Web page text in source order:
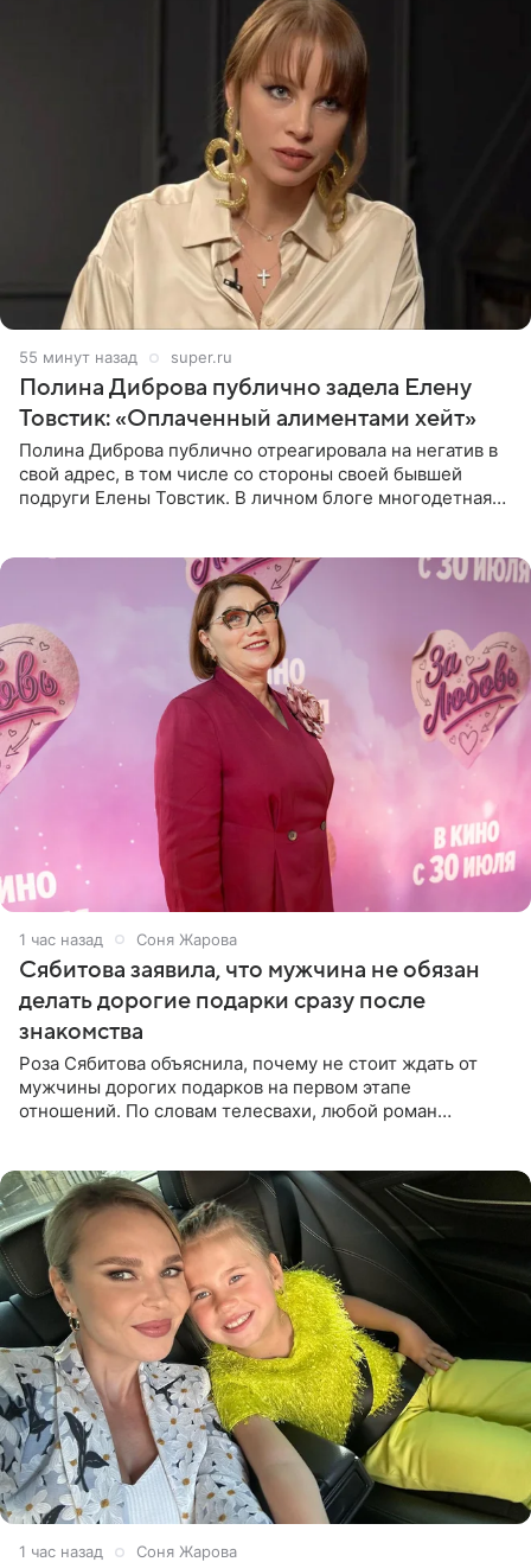
55 минут назад super.ru
Полина Диброва публично задела Елену
Товстик: «Оплаченный алиментами хейт»
Полина Диброва публично отреагировала на негатив в
свой адрес, в том числе со стороны своей бывшей
подруги Елены Товстик. В личном блоге многодетная
1 час назад Соня Жарова
Сябитова заявила, что мужчина не обязан
делать дорогие подарки сразу после
знакомства
Роза Сябитова объяснила, почему не стоит ждать от
мужчины дорогих подарков на первом этапе
отношений. По словам телесвахи, любой роман
1 час назад Соня Жарова